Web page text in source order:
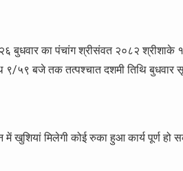
बुधवार का पंचांग श्रीसंवत २०८२ श्रीशाके
९/५९ बजे तक तत्पश्चात दशमी तिथि बुधवार
में खुशियां मिलेगी कोई रुका हुआ कार्य पूर्ण हो